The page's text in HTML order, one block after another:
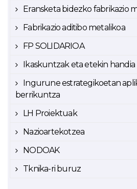
Eransketa bidezko fabrikazio
Fabrikazio aditibo metalikoa
FP SOLIDARIOA
Ikaskuntzak eta etekin handia
Ingurune estrategikoetan
berrikuntza
LH Proiektuak
Nazioartekotzea
NODOAK
Tknika-ri buruz